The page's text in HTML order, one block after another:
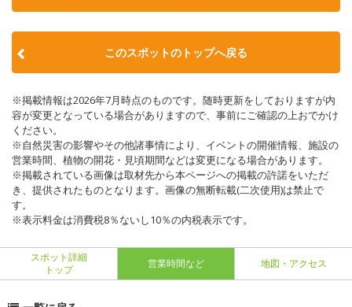
このスポットのトップへ戻る
※掲載情報は2026年7月時点のものです。随時更新をしておりますが内
容が変更となっている場合がありますので、事前にご確認の上おでかけ
ください。
※自然災害の影響やその他諸事情により、イベントの開催情報、施設の
営業時間、植物の開花・見頃期間などは変更になる場合があります。
※掲載されている画像は取材先から本ページへの掲載の許諾をいただ
き、提供されたものとなります。画像の無断転載(二次使用)は禁止で
す。
※表示料金は消費税8％ないし10％の内税表示です。
スポット詳細
トップ
営業時間など 地図・アクセス